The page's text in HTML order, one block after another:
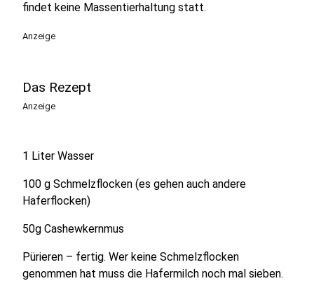
findet keine Massentierhaltung statt.
Anzeige
Das Rezept
Anzeige
1 Liter Wasser
100 g Schmelzflocken (es gehen auch andere
Haferflocken)
50g Cashewkernmus
Pürieren – fertig. Wer keine Schmelzflocken
genommen hat muss die Hafermilch noch mal sieben.